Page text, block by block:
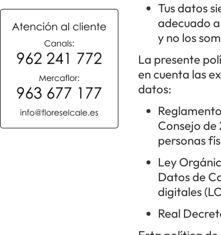
Tus datos
adecuado
y no los
La presente
en cuenta las
datos:
Consejo de
personas
Ley
Datos de
digitales
Real